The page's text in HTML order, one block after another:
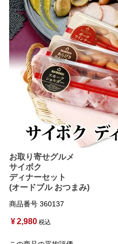
お取り寄せグルメ
サイボク
ディナーセット
(オードブル おつまみ)
商品番号 360137
¥2,980 税込